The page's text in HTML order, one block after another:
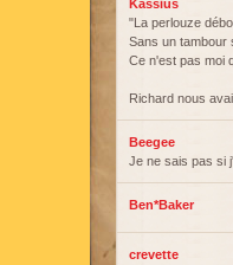
Kassius
"La perlouze
Sans un tambour
Ce n'est pas moi
Richard nous
Beegee
Je ne sais pas si
Ben*Baker
crevette